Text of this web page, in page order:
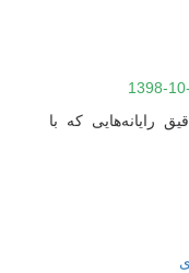
1398-
رایانه‌هایی که با